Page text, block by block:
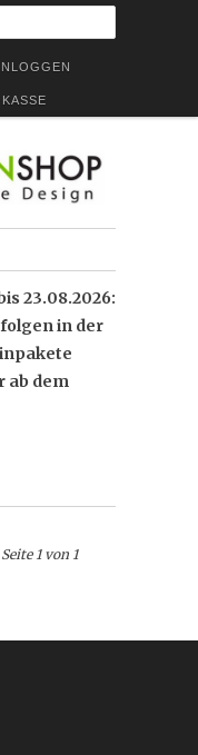
KASSE
23.08.2026:
in der
ab dem
Seite 1 von 1